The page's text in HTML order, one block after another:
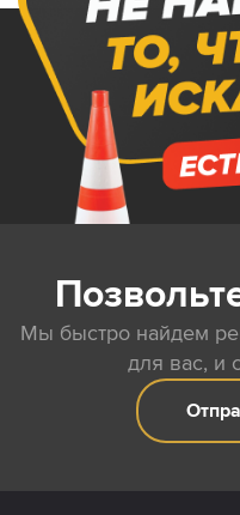
Мы быстро найдем
для вас, и